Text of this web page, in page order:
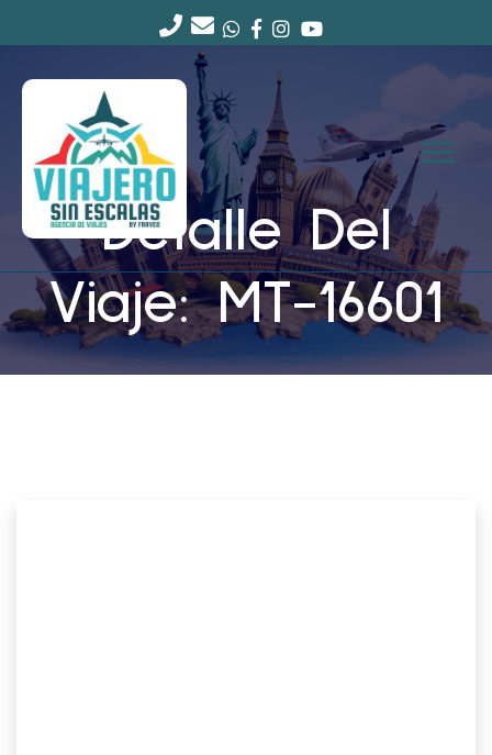
Detalle Del
Viaje: MT-16601